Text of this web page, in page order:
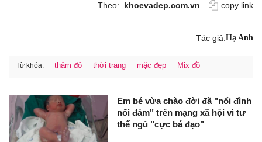
Theo: khoevadep.com.vn copy link
Tác giả:Hạ Anh
Từ khóa: thảm đỏ thời trang mặc đẹp Mix đồ
Em bé vừa chào đời đã "nổi đình
nổi đám" trên mạng xã hội vì tư
thế ngủ "cực bá đạo"